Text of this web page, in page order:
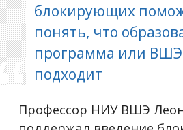
блокирующих
понять, что
программа или
подходит
Профессор НИУ ВШЭ